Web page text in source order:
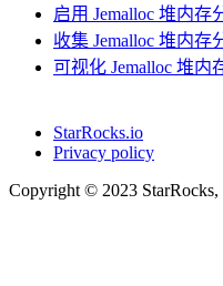
启用 Jemalloc 堆内存
收集 Jemalloc 堆内存
可视化 Jemalloc 堆内
StarRocks.io
Privacy policy
Copyright © 2023